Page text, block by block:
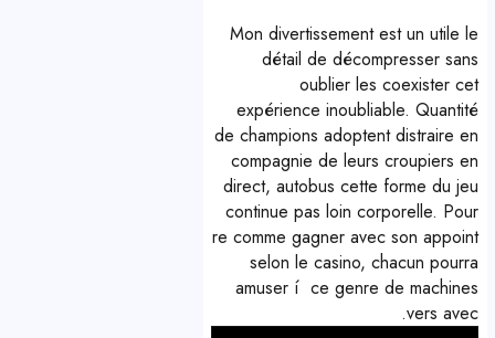
Mon divertissement est un utile le
détail de décompresser sans
oublier les coexister cet
expérience inoubliable. Quantité
de champions adoptent distraire en
compagnie de leurs croupiers en
direct, autobus cette forme du jeu
continue pas loin corporelle. Pour
re comme gagner avec son appoint
selon le casino, chacun pourra
amuser í ce genre de machines
vers avec.